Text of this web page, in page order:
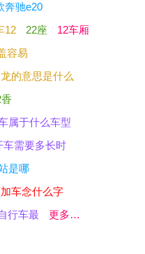
奔驰e20
12 22座
12车厢
容易
的意思是什么
属于什么车型
车需要多长时
是哪
车念什么字
行车最 更多…